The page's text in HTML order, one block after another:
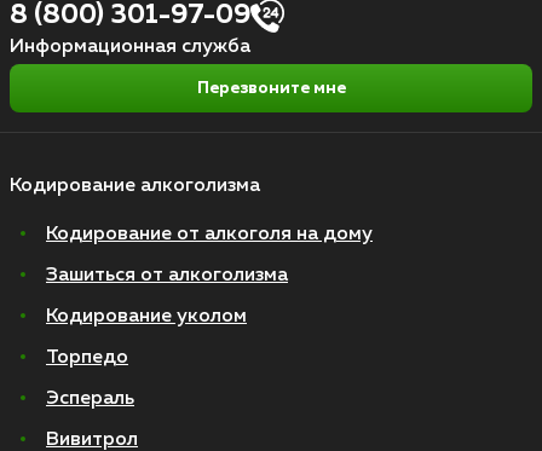
Кодирование алкоголизма
Кодирование от алкоголя на дому
Зашиться от алкоголизма
Кодирование уколом
Торпедо
Эспераль
Вивитрол
8 (800) 301-97-09
Информационная служба
Перезвоните мне